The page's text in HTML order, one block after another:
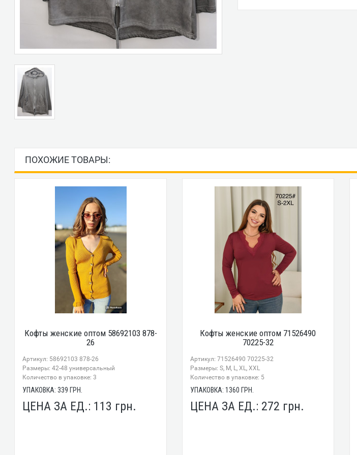
ПОХОЖИЕ ТОВАРЫ:
Кофты женские оптом 58692103 878-
26
Артикул: 58692103 878-26
Размеры: 42-48 универсальный
Количество в упаковке: 3
УПАКОВКА:339 ГРН.
ЦЕНА ЗА ЕД.: 113 грн.
Кофты женские оптом 71526490
70225-32
Артикул: 71526490 70225-32
Размеры: S, M, L, XL, XXL
Количество в упаковке: 5
УПАКОВКА: 1360 ГРН.
ЦЕНА ЗА ЕД.: 272 грн.